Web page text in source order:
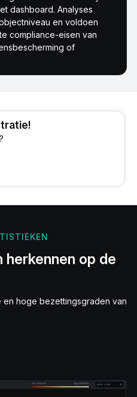
dashboard. Analyses
en voldoen
compliance-eisen van
of
herkennen op de
hoge bezettingsgraden van